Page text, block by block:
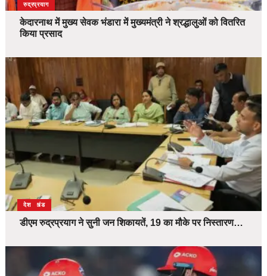
उत्तराखंड
देश
रुद्रप्रयाग
केदारनाथ में मुख्य सेवक भंडारा में मुख्यमंत्री ने श्रद्धालुओं को वितरित
किया प्रसाद
उत्तराखंड
देश
डीएम रुद्रप्रयाग ने सुनी जन शिकायतें, 19 का मौके पर निस्तारण…